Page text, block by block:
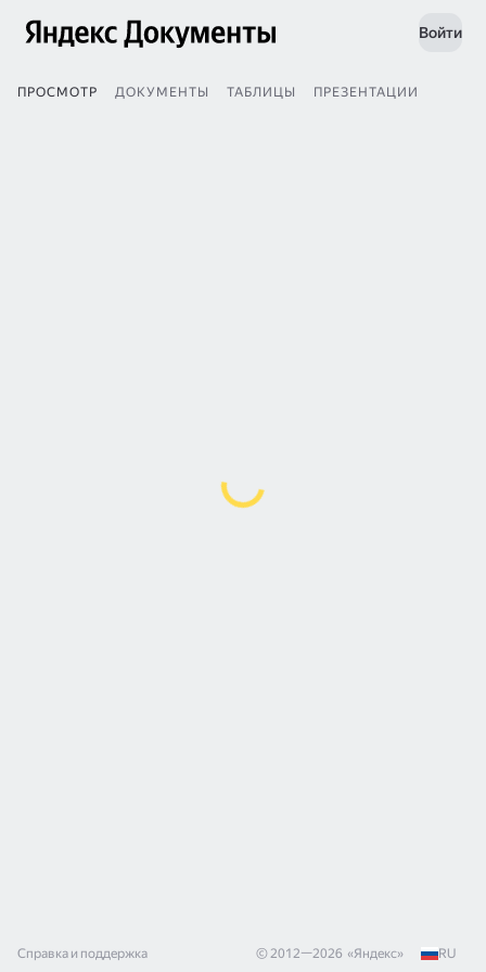
Войти
ПРОСМОТР ДОКУМЕНТЫ ТАБЛИЦЫ ПРЕЗЕНТАЦИИ
Справка и поддержка © 2012—2026 «Яндекс» RU